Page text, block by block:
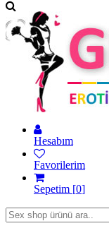
Hesabım
Favorilerim
Sepetim [0]